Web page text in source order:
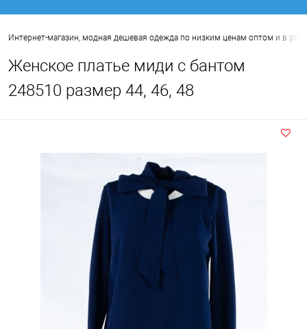
Интернет-магазин, модная дешевая одежда по низким ценам оптом и в
Женское платье миди с бантом
248510 размер 44, 46, 48